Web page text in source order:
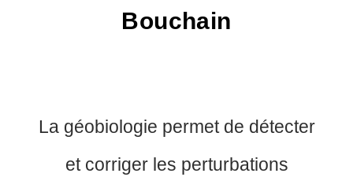
Bouchain
La géobiologie permet de détecter
et corriger les perturbations